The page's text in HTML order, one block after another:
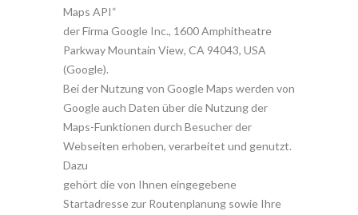
Maps API“
der Firma Google Inc., 1600 Amphitheatre
Parkway Mountain View, CA 94043, USA
(Google).
Bei der Nutzung von Google Maps werden von
Google auch Daten über die Nutzung der
Maps-Funktionen durch Besucher der
Webseiten erhoben, verarbeitet und genutzt.
Dazu
gehört die von Ihnen eingegebene
Startadresse zur Routenplanung sowie Ihre